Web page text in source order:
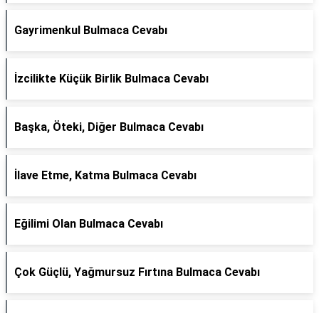
Gayrimenkul Bulmaca Cevabı
İzcilikte Küçük Birlik Bulmaca Cevabı
Başka, Öteki, Diğer Bulmaca Cevabı
İlave Etme, Katma Bulmaca Cevabı
Eğilimi Olan Bulmaca Cevabı
Çok Güçlü, Yağmursuz Fırtına Bulmaca Cevabı